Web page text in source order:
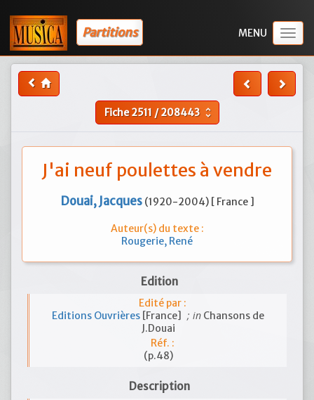
Partitions
Fiche2511/208443 unfold_more
J'ai neuf poulettes à vendre
Douai, Jacques (1920-2004) [ France ]
Auteur(s) du texte :
Rougerie, René
Edition
Edité par :
Editions Ouvrières [France] ; in Chansons de
J.Douai
Réf. :
(p.48)
Description